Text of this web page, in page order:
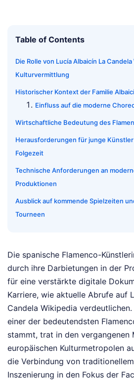
Table of Contents
Die Rolle von Lucía Albaicín La
Kulturvermittlung
Historischer Kontext der Familie
Einfluss auf die moderne
Wirtschaftliche Bedeutung des
Herausforderungen für junge
Folgezeit
Technische Anforderungen an
Produktionen
Ausblick auf kommende Spielzeiten
Tourneen
Die spanische Flamenco-
durch ihre Darbietungen in der
für eine verstärkte digitale
Karriere, wie aktuelle Abrufe auf
Candela Wikipedia
einer der bedeutendsten
stammt, trat in den vergangenen
europäischen Kulturmetropolen
die Verbindung von
Inszenierung in den Fokus der